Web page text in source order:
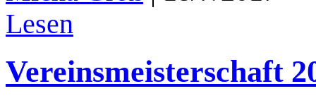
Lesen
Vereinsmeisterschaft